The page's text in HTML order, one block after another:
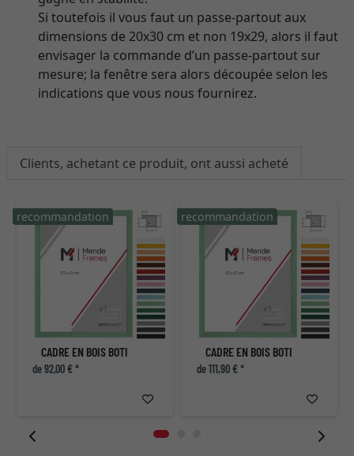
Si toutefois il vous faut un passe-partout aux
dimensions de 20x30 cm et non 19x29, alors il faut
envisager la commande d’un passe-partout sur
mesure; la fenêtre sera alors découpée selon les
indications que vous nous fournirez.
Clients, achetant ce produit, ont aussi acheté
CADRE EN BOIS BOTI
de 92,00 € *
recommandation
CADRE EN BOIS BOTI
de 111,90 € *
recommandation